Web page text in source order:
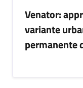
Venator:
variante
permanente